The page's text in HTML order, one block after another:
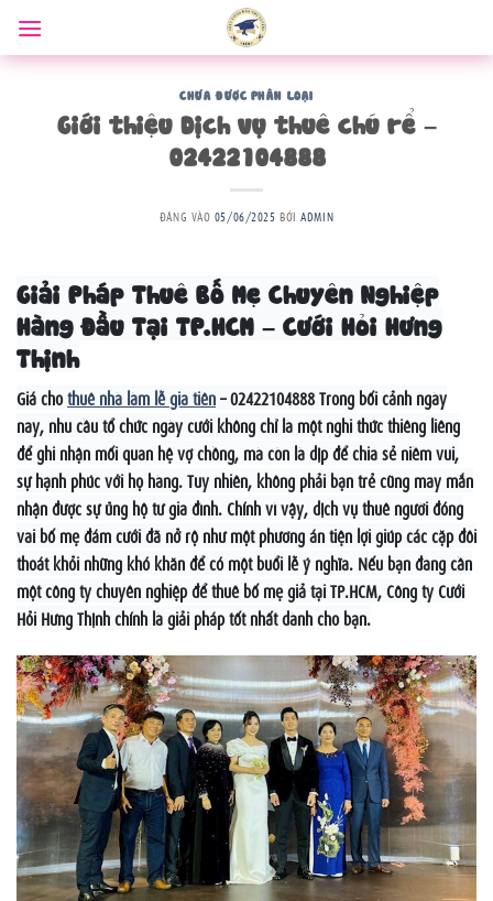
qua
nội
CHƯA ĐƯỢC PHÂN LOẠI
Giới thiệu Dịch vụ thuê chú rể –
02422104888
ĐĂNG VÀO 05/06/2025 BỞIADMIN
Giải Pháp Thuê Bố Mẹ Chuyên Nghiệp
Hàng Đầu Tại TP.HCM – Cưới Hỏi Hưng
Thịnh
Giá chothuê nhà làm lễ gia tiên– 02422104888 Trong bối cảnh ngày
nay, nhu cầu tổ chức ngày cưới không chỉ là một nghi thức thiêng liêng
để ghi nhận mối quan hệ vợ chồng, mà còn là dịp để chia sẻ niềm vui,
sự hạnh phúc với họ hàng. Tuy nhiên, không phải bạn trẻ cũng may mắn
nhận được sự ủng hộ từ gia đình. Chính vì vậy, dịch vụ thuê người đóng
vai bố mẹ đám cưới đã nở rộ như một phương án tiện lợi giúp các cặp đôi
thoát khỏi những khó khăn để có một buổi lễ ý nghĩa. Nếu bạn đang cần
một công ty chuyên nghiệp để thuê bố mẹ giả tại TP.HCM, Công ty Cưới
Hỏi Hưng Thịnh chính là giải pháp tốt nhất dành cho bạn.